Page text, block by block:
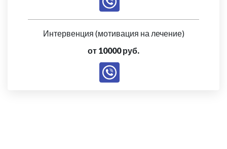
Интервенция (мотивация на лечение)
от 10000 руб.